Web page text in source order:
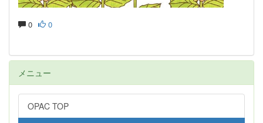
0 0
メニュー
OPAC TOP